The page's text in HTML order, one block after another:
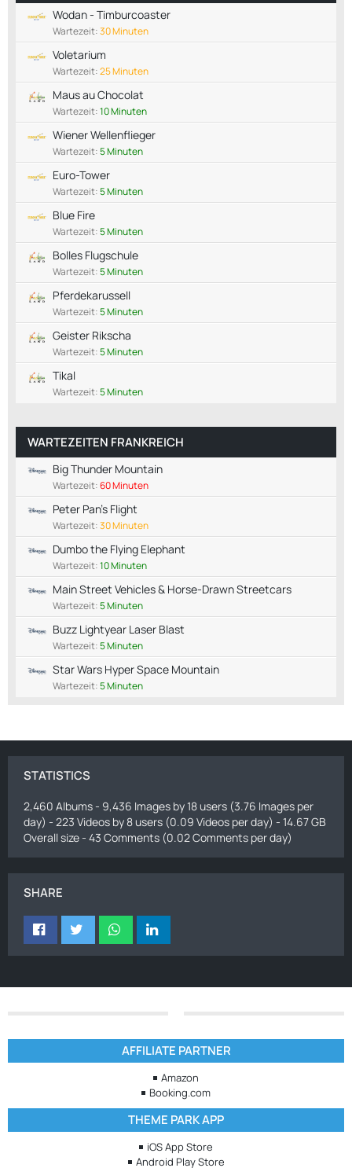
Wodan - Timburcoaster
Wartezeit:30 Minuten
Voletarium
Wartezeit:25 Minuten
Maus au Chocolat
Wartezeit:10 Minuten
Wiener Wellenflieger
Wartezeit:5 Minuten
Euro-Tower
Wartezeit:5 Minuten
Blue Fire
Wartezeit:5 Minuten
Bolles Flugschule
Wartezeit:5 Minuten
Pferdekarussell
Wartezeit:5 Minuten
Geister Rikscha
Wartezeit:5 Minuten
Tikal
Wartezeit:5 Minuten
WARTEZEITEN FRANKREICH
Big Thunder Mountain
Wartezeit:60 Minuten
Peter Pan's Flight
Wartezeit:30 Minuten
Dumbo the Flying Elephant
Wartezeit:10 Minuten
Main Street Vehicles & Horse-Drawn Streetcars
Wartezeit:5 Minuten
Buzz Lightyear Laser Blast
Wartezeit:5 Minuten
Star Wars Hyper Space Mountain
Wartezeit:5 Minuten
STATISTICS
2,460 Albums - 9,436 Images by 18 users (3.76 Images per
day) - 223 Videos by 8 users (0.09 Videos per day) - 14.67 GB
Overall size - 43 Comments (0.02 Comments per day)
SHARE
AFFILIATE PARTNER
Amazon
Booking.com
THEME PARK APP
iOS App Store
Android Play Store